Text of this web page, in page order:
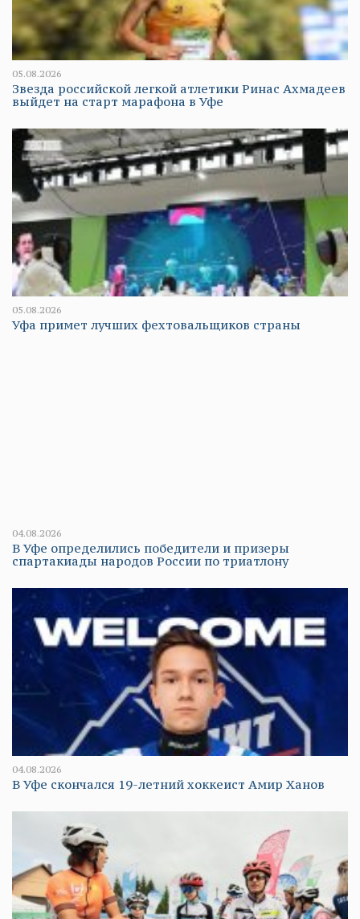
05.08.2026
Звезда российской легкой атлетики Ринас Ахмадеев
выйдет на старт марафона в Уфе
05.08.2026
Уфа примет лучших фехтовальщиков страны
04.08.2026
В Уфе определились победители и призеры
спартакиады народов России по триатлону
04.08.2026
В Уфе скончался 19-летний хоккеист Амир Ханов